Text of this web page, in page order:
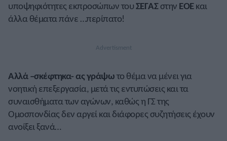
υποψηφιότητες εκπροσώπων τουΣΕΓΑΣστην ΕΟΕκαι
άλλα θέματα πάνε …περίπατο!
Αλλά –σκέφτηκα- ας γράψωτο θέμα να μένει για
νοητική επεξεργασία, μετά τις εντυπώσεις και τα
συναισθήματα των αγώνων, καθώς η ΓΣ της
Ομοσπονδίας δεν αργεί και διάφορες συζητήσεις έχουν
ανοίξει ξανά…